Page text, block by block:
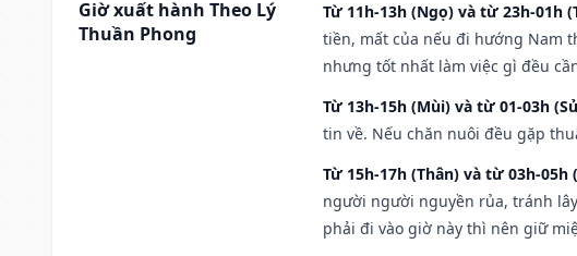
Giờ xuất hành Theo Lý
Thuần Phong
Từ 11h-13h (Ngọ) và từ 23h-01h
tiền, mất của nếu đi hướng Nam
nhưng tốt nhất làm việc gì đều
Từ 13h-15h (Mùi) và từ 01-03h
tin về. Nếu chăn nuôi đều gặp
Từ 15h-17h (Thân) và từ 03h-05h
người người nguyền rủa, tránh
phải đi vào giờ này thì nên giữ